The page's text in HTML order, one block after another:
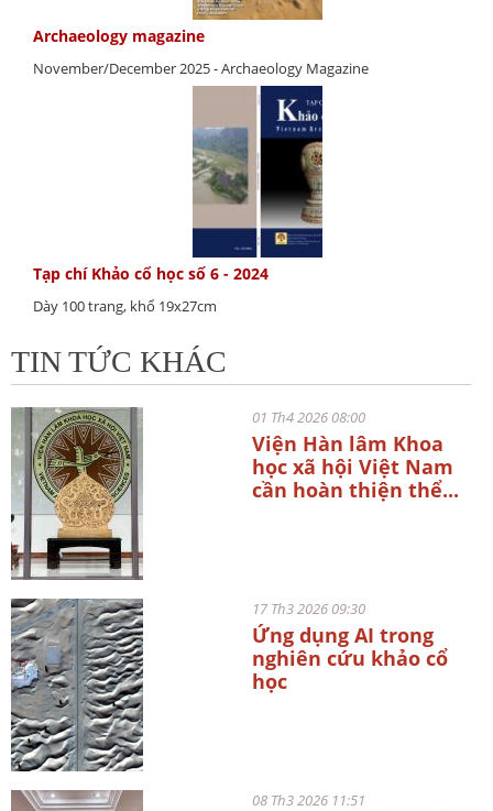
Archaeology magazine
November/December 2025 - Archaeology Magazine
Tạp chí Khảo cổ học số 6 - 2024
Dày 100 trang, khổ 19x27cm
TIN TỨC KHÁC
01 Th4 2026 08:00
Viện Hàn lâm Khoa
học xã hội Việt Nam
cần hoàn thiện thể...
17 Th3 2026 09:30
Ứng dụng AI trong
nghiên cứu khảo cổ
học
08 Th3 2026 11:51